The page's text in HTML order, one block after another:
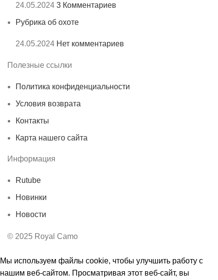
24.05.2024 3 Комментариев
Рубрика об охоте
24.05.2024 Нет комментариев
Полезные ссылки
Политика конфиденциальности
Условия возврата
Контакты
Карта нашего сайта
Информация
Rutube
Новинки
Новости
© 2025 Royal Camo
Мы используем файлы cookie, чтобы улучшить работу с
нашим веб-сайтом. Просматривая этот веб-сайт, вы